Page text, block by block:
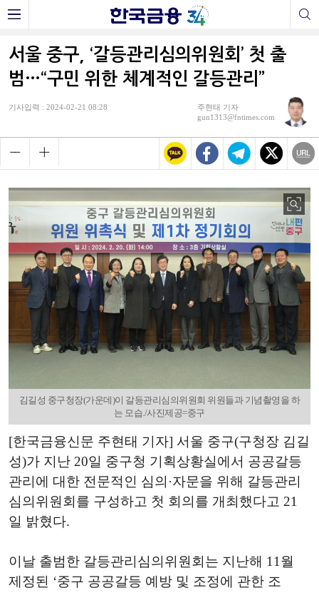
서울 중구, ‘갈등관리심의위원회’ 첫 출
범…“구민 위한 체계적인 갈등관리”
기사입력 : 2024-02-21 08:28
주현태 기자
gun1313@fntimes.com
김길성 중구청장(가운데)이 갈등관리심의위원회 위원들과 기념촬영을 하
는 모습./사진제공=중구
[한국금융신문 주현태 기자] 서울 중구(구청장 김길
성)가 지난 20일 중구청 기획상황실에서 공공갈등
관리에 대한 전문적인 심의·자문을 위해 갈등관리
심의위원회를 구성하고 첫 회의를 개최했다고 21
일 밝혔다.
이날 출범한 갈등관리심의위원회는 지난해 11월
제정된 ‘중구 공공갈등 예방 및 조정에 관한 조